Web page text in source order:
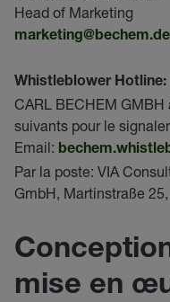
Head of Marketing
marketing@bechem.de
Whistleblower Hotline:
CARL BECHEM
suivants pour le
Email:
Par la poste: VIA
GmbH, Martinstraße
mise en